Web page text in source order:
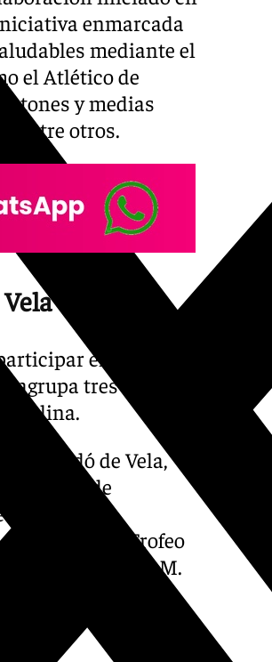
enmarcada
mediante el
el Atlético de
y medias
entre otros.
en el
agrupa tres de las
de Godó de Vela,
Náutico de
equipo
el 27º Trofeo
y el 22º Trofeo S.M.
semana de agosto.